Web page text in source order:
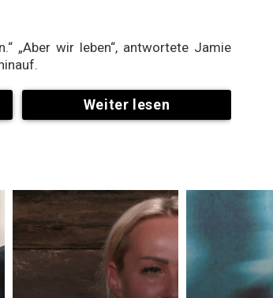
„Aber wir leben“, antwortete Jamie
Weiter lesen